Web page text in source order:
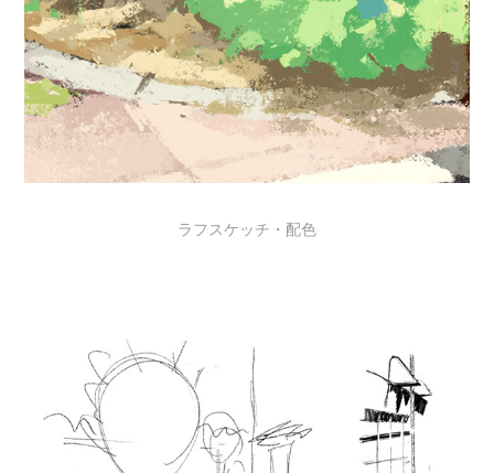
ラフスケッチ・配色